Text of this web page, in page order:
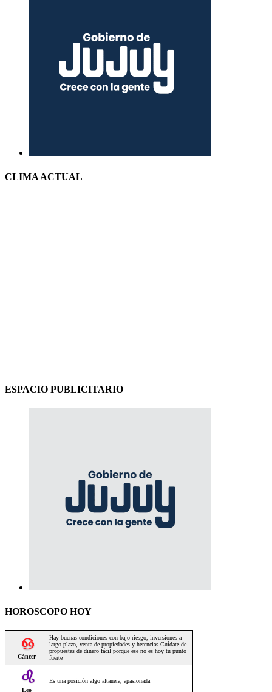
CLIMA ACTUAL
ESPACIO PUBLICITARIO
HOROSCOPO HOY